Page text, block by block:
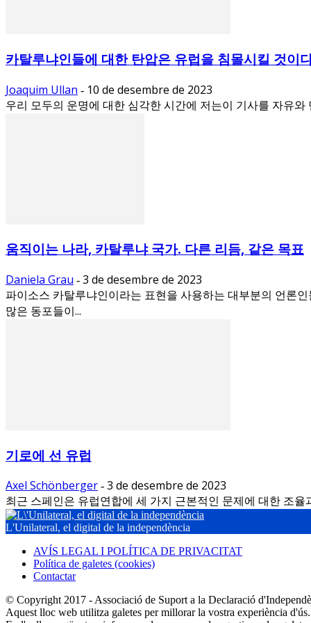
카탈루냐인들에 대한 탄압은 유럽을 침몰시킬 것이
Joaquim Ullan - 10 de desembre de 2023
우리 모두의 운명에 대한 심각한 시간에 저는이 기사를 자유
움직이는 나라, 카탈루냐 국가. 다른 리듬, 같은 목표
Daniela Grau - 3 de desembre de 2023
파이소스 카탈루냐인이라는 표현을 사용하는 대부분의 언론
많은 동포들이...
기로에 선 유럽
Axel Schönberger - 3 de desembre de 2023
최근 스페인은 유럽연합에 세 가지 근본적인 문제에 대한 조
L'Unilateral, el digital de la independència
AVÍS LEGAL I POLÍTICA DE PRIVACITAT
Política de galetes (cookies)
Contactar
© Copyright 2017 - Associació de Suport a la Declaració
Aquest lloc web utilitza galetes per millorar la vostra experiència